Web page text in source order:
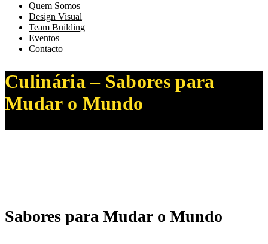
Quem Somos
Design Visual
Team Building
Eventos
Contacto
Culinária – Sabores para
Mudar o Mundo
Sabores para Mudar o Mundo